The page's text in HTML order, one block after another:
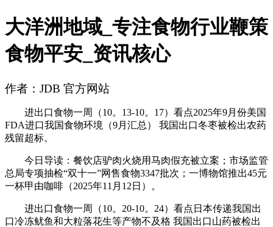
大洋洲地域_专注食物行业鞭策
食物平安_资讯核心
作者：JDB 官方网站
进出口食物一周（10。13-10。17）看点2025年9月份美国
FDA进口我国食物环境（9月汇总） 我国出口冬枣被检出农药
残留超标。
今日导读：餐饮店驴肉火烧用马肉假充被立案；市场监管
总局专项抽检“双十一”网售食物3347批次；一博物馆推出45元
一杯甲由咖啡（2025年11月12日）。
进出口食物一周（10。20-10。24）看点日本传递我国出
口冷冻鱿鱼和大粒落花生等产物不及格 我国出口山药被检出